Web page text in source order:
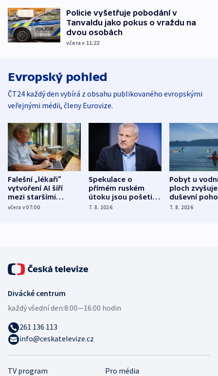
Policie vyšetřuje pobodání v
Tanvaldu jako pokus o vraždu na
dvou osobách
včera v 11:22
Evropský pohled
ČT24 každý den vybírá z obsahu publikovaného evropskými
veřejnými médii, členy Eurovize.
Falešní „lékaři“
vytvoření AI šíří
mezi staršími
Poláky nebezpečné
včera v 07:00
Spekulace o
přímém ruském
útoku jsou pošetilé,
míní estonský
7. 8. 2026
Pobyt u
ploch zvyšuje
duševní
ukázala
7. 8. 2026
TV program Pro média
Divácké centrum
každý všední den:8:00—16:00 hodin
261 136 113
info@ceskatelevize.cz